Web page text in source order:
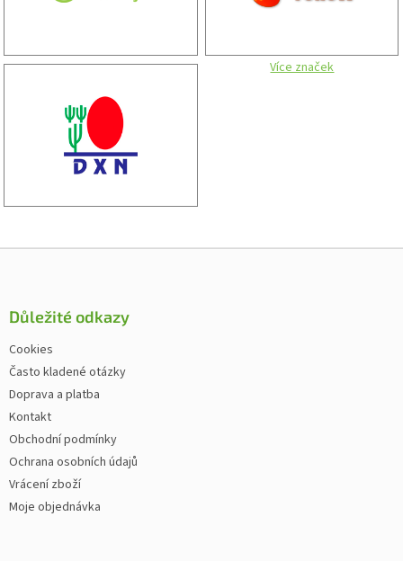
Více značek
Zápatí
Důležité odkazy
Cookies
Často kladené otázky
Doprava a platba
Kontakt
Obchodní podmínky
Ochrana osobních údajů
Vrácení zboží
Moje objednávka